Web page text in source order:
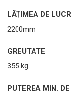
LĂȚIMEA DE
2200mm
GREUTATE
355 kg
PUTEREA MIN.